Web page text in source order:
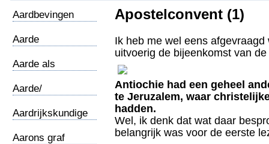
Aardbevingen
Aarde
Aarde als
Aarde/
Aardrijkskundige
Aarons graf
Apostelconvent (1)
Ik heb me wel eens
uitvoerig de bijeenkomst van
Antiochie had een geheel
te Jeruzalem, waar
hadden.
Wel, ik denk dat wat daar
belangrijk was voor de eerste